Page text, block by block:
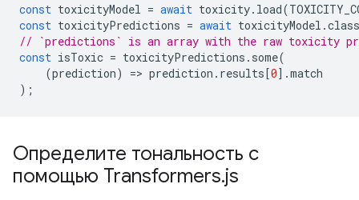
const toxicityModel = await toxicity. load(
const toxicityPredictions = await toxicityModel .
// `predictions` is an array with the raw toxicity
const isToxic = toxicityPredictions . some(
(prediction) => prediction . results[0].match
);
Определите тональность с
помощью Transformers.js